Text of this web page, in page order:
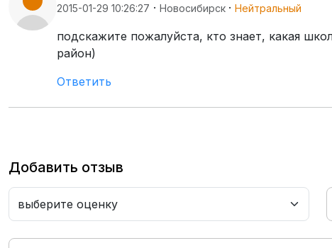
2015-01-29 10:26:27 · Новосибирск · Нейтральный
подскажите пожалуйста, кто знает, какая
район)
Ответить
Добавить отзыв